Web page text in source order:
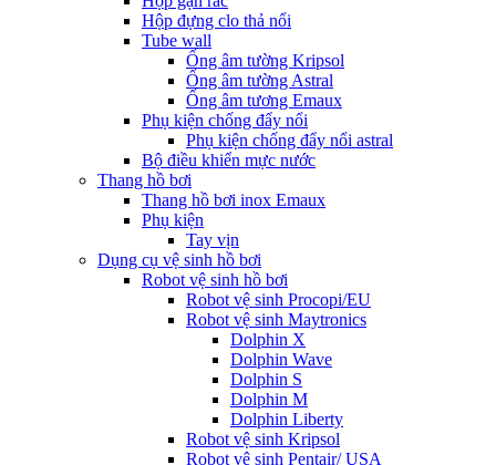
Hộp đựng clo thả nổi
Tube wall
Ống âm tường Kripsol
Ống âm tường Astral
Ống âm tương Emaux
Phụ kiện chống đẩy nổi
Phụ kiện chống đẩy nổi astral
Bộ điều khiển mực nước
Thang hồ bơi
Thang hồ bơi inox Emaux
Phụ kiện
Tay vịn
Dụng cụ vệ sinh hồ bơi
Robot vệ sinh hồ bơi
Robot vệ sinh Procopi/EU
Robot vệ sinh Maytronics
Dolphin X
Dolphin Wave
Dolphin S
Dolphin M
Dolphin Liberty
Robot vệ sinh Kripsol
Robot vệ sinh Pentair/ USA